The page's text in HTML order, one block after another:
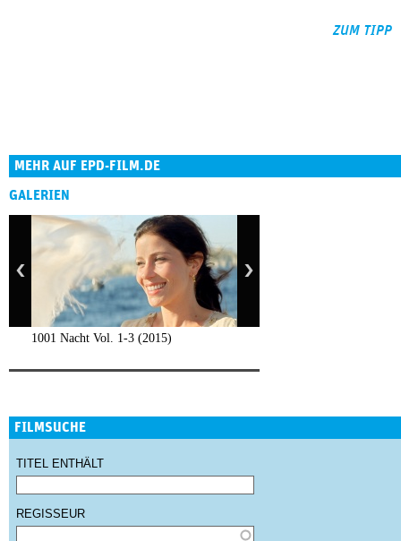
ZUM TIPP
MEHR AUF EPD-FILM.DE
GALERIEN
1001 Nacht Vol. 1-3 (2015)
FILMSUCHE
TITEL ENTHÄLT
REGISSEUR